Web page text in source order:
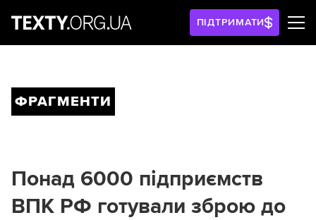
ПІДТРИМАТИ
ФРАГМЕНТИ
Понад 6000 підприємств
ВПК РФ готували зброю до